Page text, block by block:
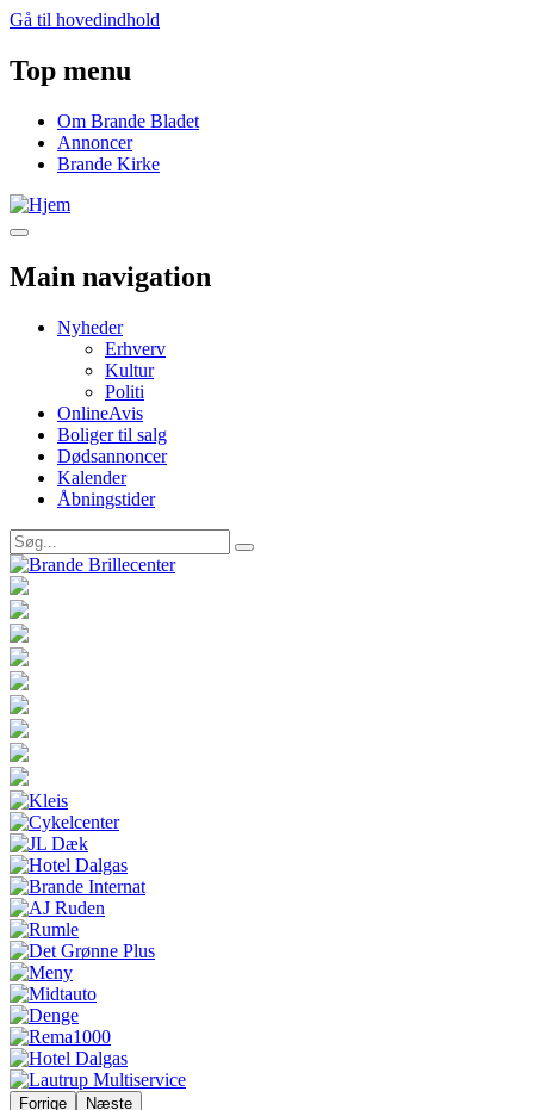
Gå til hovedindhold
Top menu
Om Brande Bladet
Annoncer
Brande Kirke
Main navigation
Nyheder
Erhverv
Kultur
Politi
OnlineAvis
Boliger til salg
Dødsannoncer
Kalender
Åbningstider
Forrige Næste